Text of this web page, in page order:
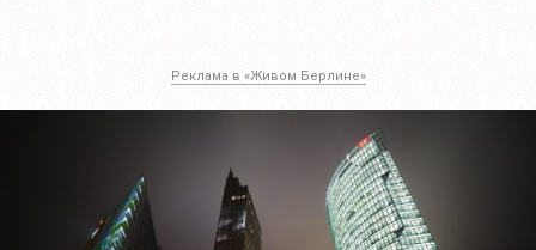
Реклама в «Живом Берлине»